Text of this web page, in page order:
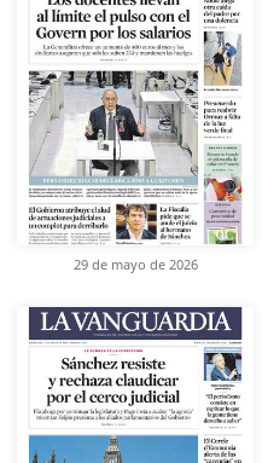
29 de mayo de 2026